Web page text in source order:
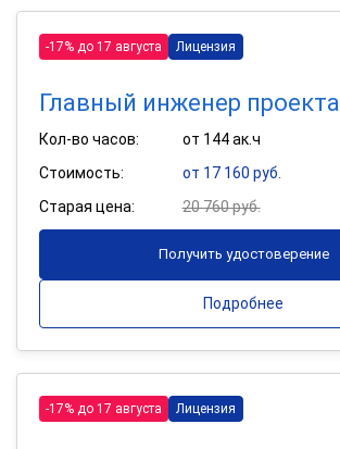
-17% до 17 августа Лицензия
Главный инженер проекта
Кол-во часов:
от 144 ак.ч
Стоимость:
от 17 160 руб.
Старая цена:
20 760 руб.
Получить удостоверение
Подробнее
-17% до 17 августа Лицензия